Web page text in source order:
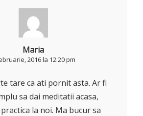
Maria
2016 la 12:20 pm
tare ca ati pornit asta. Ar fi
sa dai meditatii acasa,
la noi. Ma bucur sa